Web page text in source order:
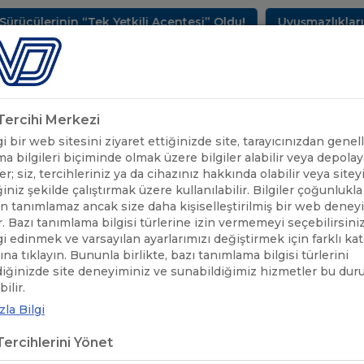
“Tek Yetkili Acentesi” Oldu! Uyuşmazlıkların
SEKTÖREL BİLGİLER UND YAYINLARI
ÖNEMLİ DUYURULAR / KATALONYA’DA SÜRÜŞ KISITLAMALARI
SÜRÜŞ KISITLAMALARI
Merkezi
bir web sitesini ziyaret ettiğinizde site, tarayıcınızdan
bilgileri biçiminde olmak üzere bilgiler alabilir veya
siz, tercihleriniz ya da cihazınız hakkında olabilir veya siteyi
şekilde çalıştırmak üzere kullanılabilir. Bilgiler
tanımlamaz ancak size daha kişiselleştirilmiş bir web
Bazı tanımlama bilgisi türlerine izin vermemeyi
edinmek ve varsayılan ayarlarımızı değiştirmek için farklı
tıklayın. Bununla birlikte, bazı tanımlama bilgisi türlerini
site deneyiminiz ve sunabildiğimiz hizmetler bu
Bilgi
Yönet